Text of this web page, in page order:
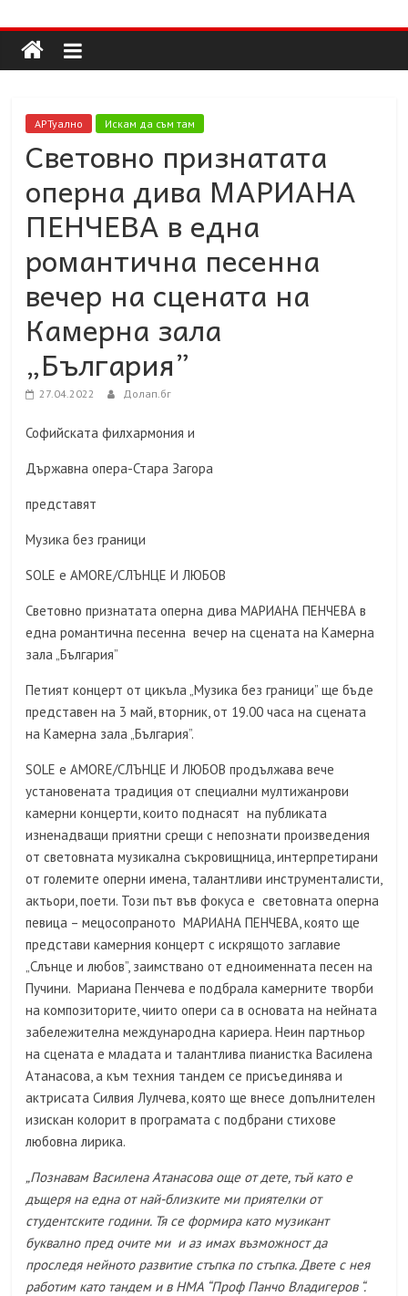
to
content
Долап
БГ
култура|
пътешествия|
мода|
събития|
кухня|
минало|
АРТуално Искам да съм там
Световно признатата
оперна дива МАРИАНА
ПЕНЧЕВА в една
романтична песенна
вечер на сцената на
Камерна зала
„България”
27.04.2022 Долап.бг
Софийската филхармония и
Държавна опера-Стара Загора
представят
Музика без граници
SOLE e AMORE/СЛЪНЦЕ И ЛЮБОВ
Световно признатата оперна дива МАРИАНА ПЕНЧЕВА в
една романтична песенна вечер на сцената на Камерна
зала „България”
Петият концерт от цикъла „Музика без граници” ще бъде
представен на 3 май, вторник, от 19.00 часа на сцената
на Камерна зала „България”.
SOLE e AMORE/СЛЪНЦЕ И ЛЮБОВ продължава вече
установената традиция от специални мултижанрови
камерни концерти, които поднасят на публиката
изненадващи приятни срещи с непознати произведения
от световната музикална съкровищница, интерпретирани
от големите оперни имена, талантливи инструменталисти,
актьори, поети. Този път във фокуса е световната оперна
певица – мецосопраното МАРИАНА ПЕНЧЕВА, която ще
представи камерния концерт с искрящото заглавие
„Слънце и любов”, заимствано от едноименната песен на
Пучини. Мариана Пенчева е подбрала камерните творби
на композиторите, чиито опери са в основата на нейната
забележителна международна кариера. Неин партньор
на сцената е младата и талантлива пианистка Василена
Атанасова, а към техния тандем се присъединява и
актрисата Силвия Лулчева, която ще внесе допълнителен
изискан колорит в програмата с подбрани стихове
любовна лирика.
„Познавам Василена Атанасова още от дете, тъй като е
дъщеря на една от най-близките ми приятелки от
студентските години. Тя се формира като музикант
буквално пред очите ми и аз имах възможност да
проследя нейното развитие стъпка по стъпка. Двете с нея
работим като тандем и в НМА “Проф Панчо Владигеров “.